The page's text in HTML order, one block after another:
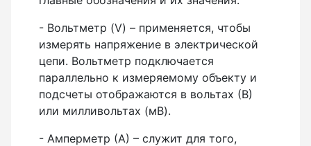
- Вольтметр (V) – применяется, чтобы
измерять напряжение в электрической
цепи. Вольтметр подключается
параллельно к измеряемому объекту и
подсчеты отображаются в вольтах (В)
или милливольтах (мВ).
- Амперметр (А) – служит для того,